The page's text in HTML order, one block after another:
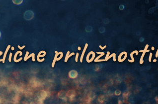
priložnosti!